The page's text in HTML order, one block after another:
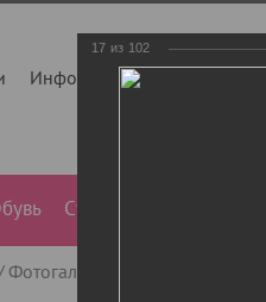
Инфо О нас
Сумки
Фотогалерея
17 из 102